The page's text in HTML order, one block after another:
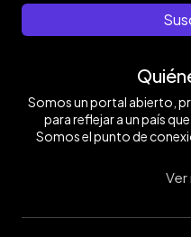
Somos un portal abierto,
para reflejar a un país
Somos el punto de
Ver